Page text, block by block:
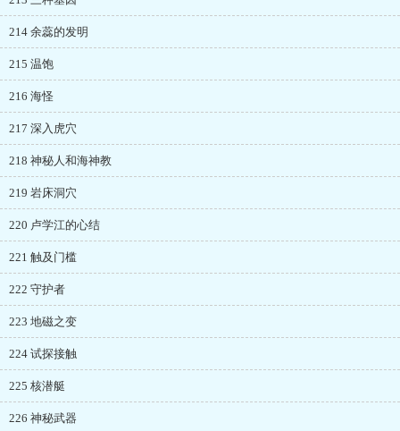
214 余蕊的发明
215 温饱
216 海怪
217 深入虎穴
218 神秘人和海神教
219 岩床洞穴
220 卢学江的心结
221 触及门槛
222 守护者
223 地磁之变
224 试探接触
225 核潜艇
226 神秘武器